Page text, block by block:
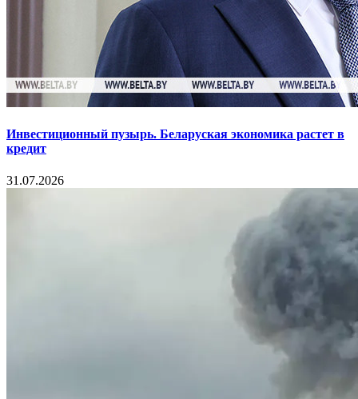
Инвестиционный пузырь. Беларуская экономика растет в
кредит
31.07.2026